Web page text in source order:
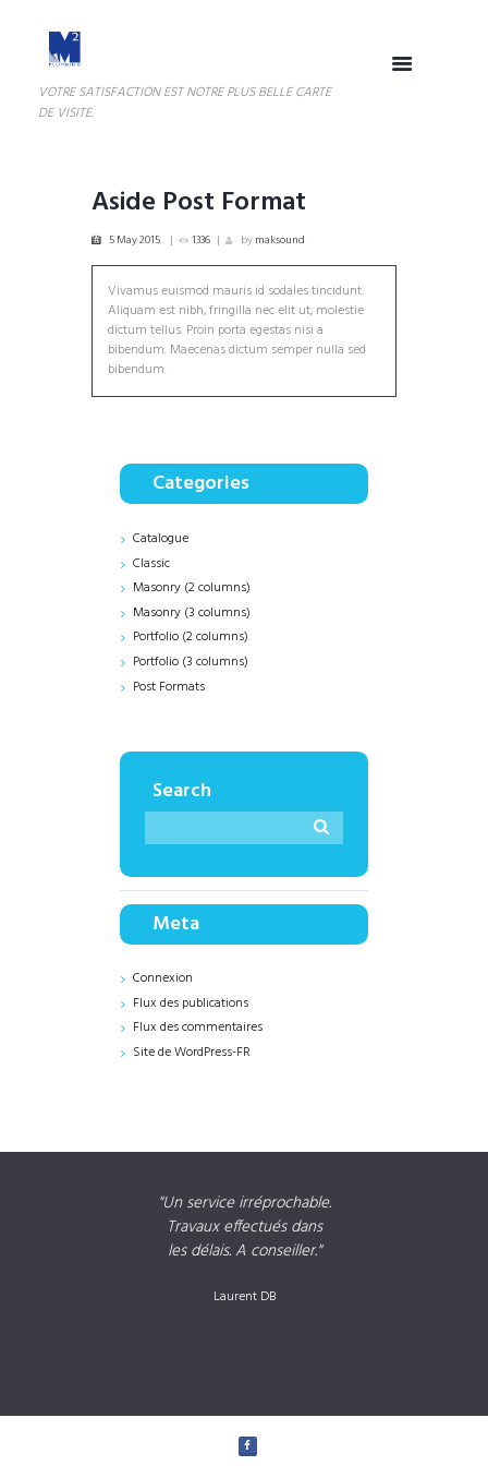
VOTRE SATISFACTION EST NOTRE PLUS BELLE CARTE
DE VISITE.
Aside Post Format
5 May 2015 1336 bymaksound
Vivamus euismod mauris id sodales tincidunt.
Aliquam est nibh, fringilla nec elit ut, molestie
dictum tellus. Proin porta egestas nisi a
bibendum. Maecenas dictum semper nulla sed
bibendum.
Categories
Catalogue
Classic
Masonry (2 columns)
Masonry (3 columns)
Portfolio (2 columns)
Portfolio (3 columns)
Post Formats
Search
Meta
Connexion
Flux des publications
Flux des commentaires
Site de WordPress-FR
Un service irréprochable.
Travaux effectués dans
les délais. A conseiller.
Laurent DB